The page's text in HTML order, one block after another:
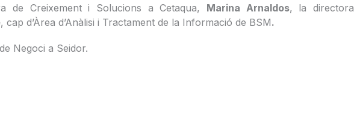
de Creixement i Solucions a Cetaqua, Marina Arnaldos, la directora
, cap d’Àrea d’Anàlisi i Tractament de la Informació de BSM.
Negoci a Seidor.